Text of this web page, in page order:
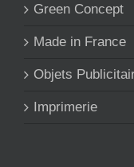
Green Concept
Made in France
Objets
Imprimerie